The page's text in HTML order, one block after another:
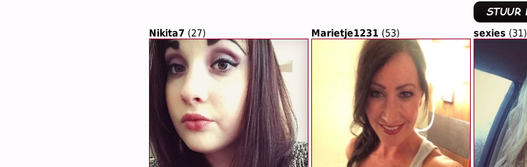
Nikita7 (27) Marietje1231 (53) sexies (31)